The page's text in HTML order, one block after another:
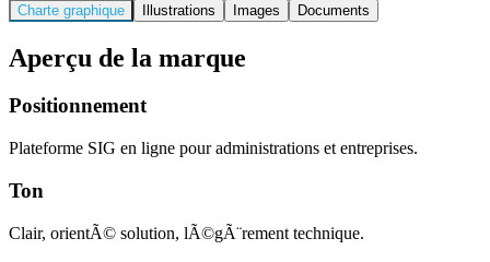
Charte graphique
Illustrations Images Documents
Aperçu de la marque
Positionnement
Plateforme SIG en ligne pour administrations et entreprises.
Ton
Clair, orientÃ© solution, lÃ©gÃ¨rement technique.